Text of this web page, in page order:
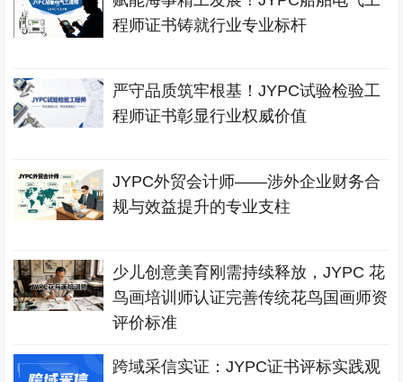
程师证书铸就行业专业标杆
严守品质筑牢根基！JYPC试验检验工
程师证书彰显行业权威价值
JYPC外贸会计师——涉外企业财务合
规与效益提升的专业支柱
少儿创意美育刚需持续释放，JYPC 花
鸟画培训师认证完善传统花鸟国画师资
评价标准
跨域采信实证：JYPC证书评标实践观